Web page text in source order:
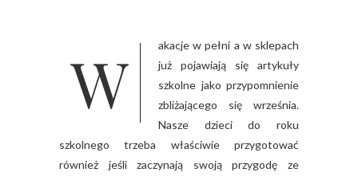
Wakacje w pełni a w sklepach
już pojawiają się artykuły
szkolne jako przypomnienie
zbliżającego się września.
Nasze dzieci do roku
szkolnego trzeba właściwie przygotować
również jeśli zaczynają swoją przygodę ze